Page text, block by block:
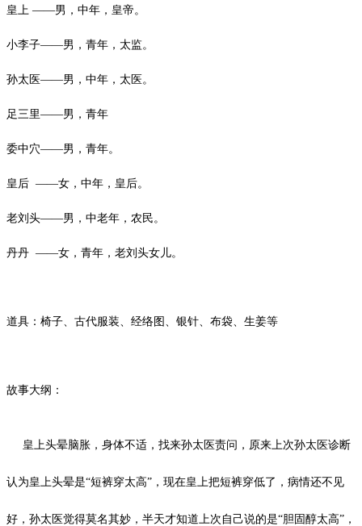
皇上 ——男，中年，皇帝。
小李子——男，青年，太监。
孙太医——男，中年，太医。
足三里——男，青年
委中穴——男，青年。
皇后 ——女，中年，皇后。
老刘头——男，中老年，农民。
丹丹 ——女，青年，老刘头女儿。
道具：椅子、古代服装、经络图、银针、布袋、生姜等
故事大纲：
皇上头晕脑胀，身体不适，找来孙太医责问，原来上次孙太医诊断
认为皇上头晕是“短裤穿太高”，现在皇上把短裤穿低了，病情还不见
好，孙太医觉得莫名其妙，半天才知道上次自己说的是“胆固醇太高”，